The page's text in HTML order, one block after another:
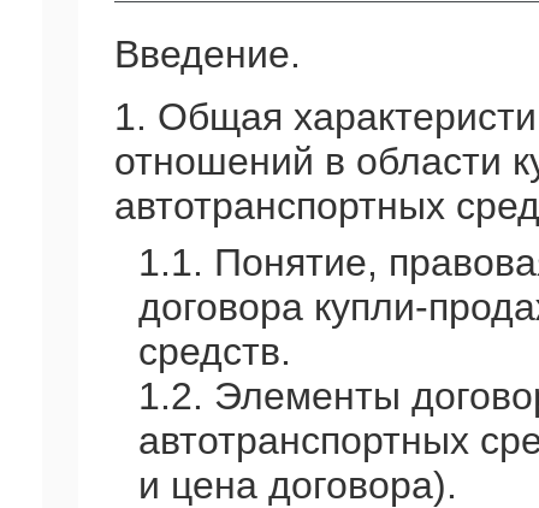
Введение.
1. Общая
отношений в области
автотранспортных
1.1. Понятие,
договора купли-
средств.
1.2. Элементы
автотранспортных
и цена договора).